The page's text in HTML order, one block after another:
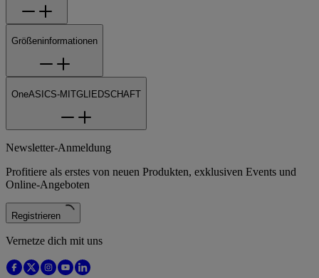
Größeninformationen
OneASICS-MITGLIEDSCHAFT
Newsletter-Anmeldung
Profitiere als erstes von neuen Produkten, exklusiven Events und
Online-Angeboten
Registrieren
Vernetze dich mit uns